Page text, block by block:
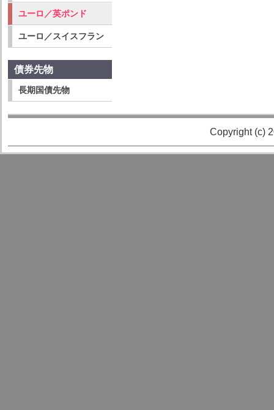
ユーロ／英ポンド
ユーロ／スイスフラン
債券先物
長期国債先物
Copyright (c)